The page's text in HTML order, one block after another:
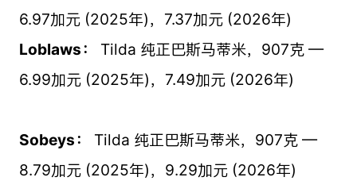
6.97加元 (2025年)，7.37加元 (2026年)
Loblaws：
Tilda 纯正巴斯马蒂米，907克 —
6.99加元 (2025年)，7.49加元 (2026年)
Sobeys：
Tilda 纯正巴斯马蒂米，907克 —
8.79加元 (2025年)，9.29加元 (2026年)